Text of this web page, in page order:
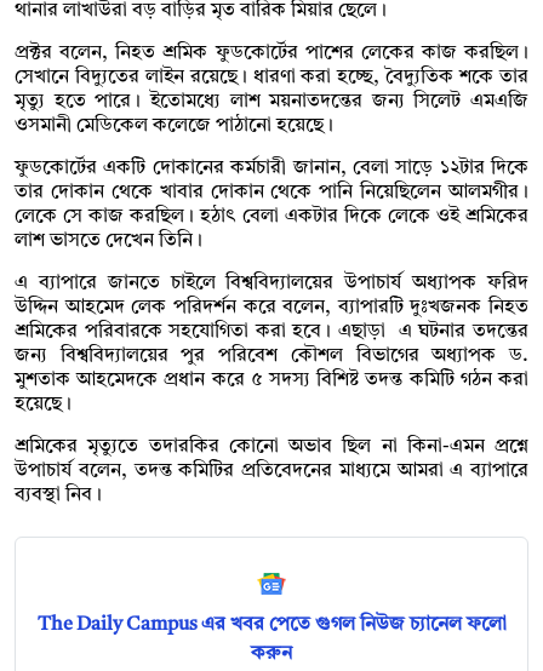
থানার লাখাউরা বড় বাড়ির মৃত বারিক মিয়ার ছেলে।
প্রক্টর বলেন, নিহত শ্রমিক ফুডকোর্টের পাশের লেকের কাজ করছিল।
সেখানে বিদ্যুতের লাইন রয়েছে। ধারণা করা হচ্ছে, বৈদ্যুতিক শকে তার
মৃত্যু হতে পারে। ইতোমধ্যে লাশ ময়নাতদন্তের জন্য সিলেট এমএজি
ওসমানী মেডিকেল কলেজে পাঠানো হয়েছে।
ফুডকোর্টের একটি দোকানের কর্মচারী জানান, বেলা সাড়ে ১২টার দিকে
তার দোকান থেকে খাবার দোকান থেকে পানি নিয়েছিলেন আলমগীর।
লেকে সে কাজ করছিল। হঠাৎ বেলা একটার দিকে লেকে ওই শ্রমিকের
লাশ ভাসতে দেখেন তিনি।
এ ব্যাপারে জানতে চাইলে বিশ্ববিদ্যালয়ের উপাচার্য অধ্যাপক ফরিদ
উদ্দিন আহমেদ লেক পরিদর্শন করে বলেন, ব্যাপারটি দুঃখজনক নিহত
শ্রমিকের পরিবারকে সহযোগিতা করা হবে। এছাড়া এ ঘটনার তদন্তের
জন্য বিশ্ববিদ্যালয়ের পুর পরিবেশ কৌশল বিভাগের অধ্যাপক ড.
মুশতাক আহমেদকে প্রধান করে ৫ সদস্য বিশিষ্ট তদন্ত কমিটি গঠন করা
হয়েছে।
শ্রমিকের মৃত্যুতে তদারকির কোনো অভাব ছিল না কিনা-এমন প্রশ্নে
উপাচার্য বলেন, তদন্ত কমিটির প্রতিবেদনের মাধ্যমে আমরা এ ব্যাপারে
ব্যবস্থা নিব।
The Daily Campus এর খবর পেতে গুগল নিউজ চ্যানেল ফলো
করুন